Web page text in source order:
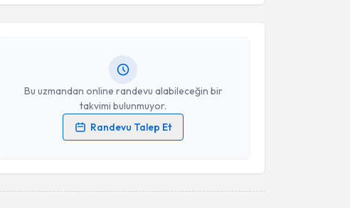
Bu uzmandan online randevu alabileceğin bir
takvimi bulunmuyor.
Randevu Talep Et
Kişisel verilerimin işlenmesine ilişkinAydınlatma Metni
işlenmesini kabul ediyorum.